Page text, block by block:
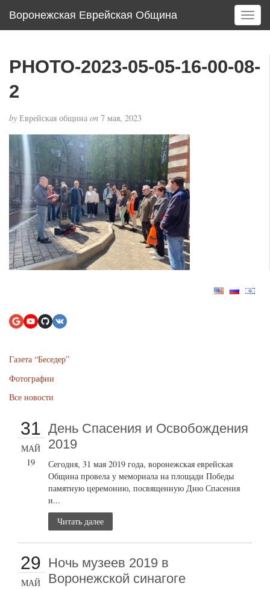
Воронежская Еврейская Община
T
o
l
PHOTO-2023-05-05-16-00-08-
2
by Еврейская община on 7 мая, 2023
Газета “Беседер”
Фотографии
Все новости
31
МАЙ
19
День Спасения и Освобождения
2019
Сегодня, 31 мая 2019 года, воронежская еврейская
Община провела у мемориала на площади Победы
памятную церемонию, посвященную Дню Спасения
и...
Читать далее
29
МАЙ
Ночь музеев 2019 в
Воронежской синагоге